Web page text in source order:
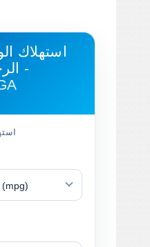
استهلاك
الأميال في الجالون (mpg)